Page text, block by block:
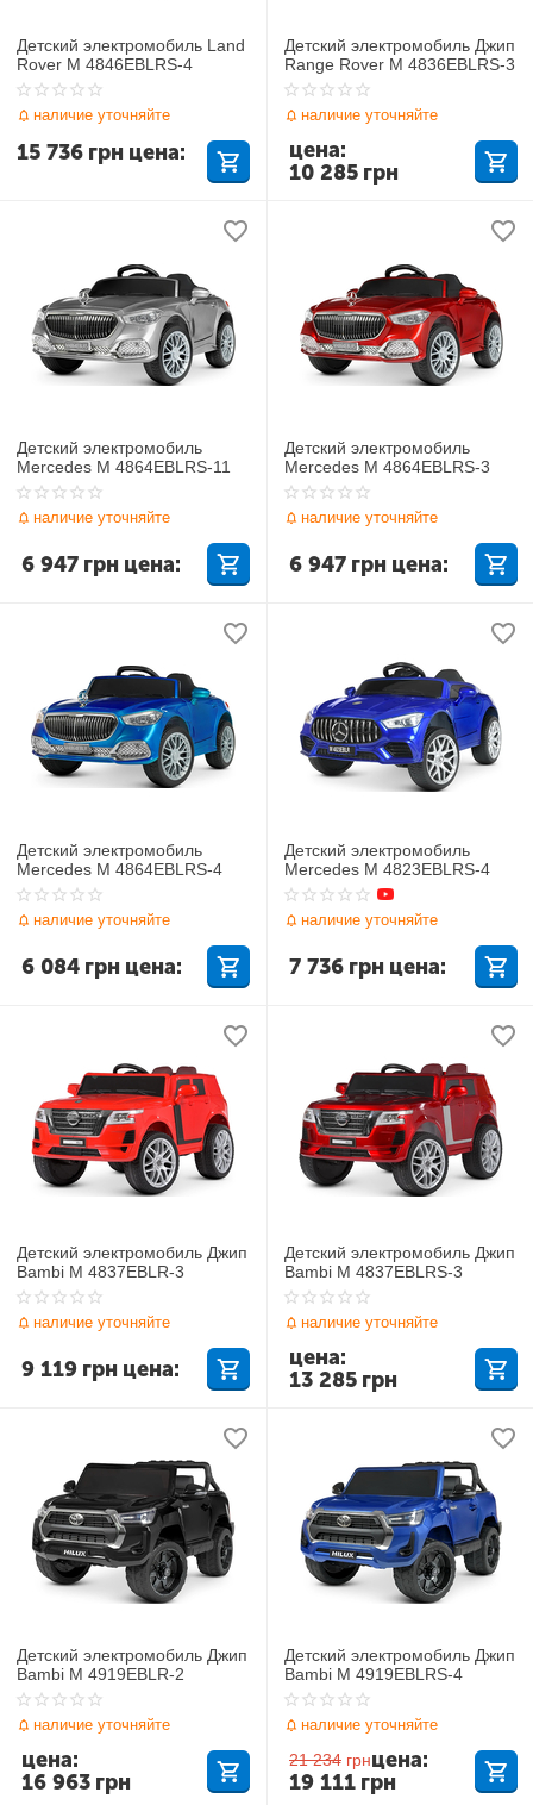
Детский электромобиль Land
Rover M 4846EBLRS-4
наличие уточняйте
15 736 грн цена:
Детский электромобиль Джип
Range Rover M 4836EBLRS-3
наличие уточняйте
10 285 грн
цена:
Детский электромобиль
Mercedes M 4864EBLRS-11
наличие уточняйте
6 947 грн цена:
Детский электромобиль
Mercedes M 4864EBLRS-3
наличие уточняйте
6 947 грн цена:
Детский электромобиль
Mercedes M 4864EBLRS-4
наличие уточняйте
6 084 грн цена:
Детский электромобиль
Mercedes M 4823EBLRS-4
наличие уточняйте
7 736 грн цена:
Детский электромобиль Джип
Bambi M 4837EBLR-3
наличие уточняйте
9 119 грн цена:
Детский электромобиль Джип
Bambi M 4837EBLRS-3
наличие уточняйте
13 285 грн
цена:
Детский электромобиль Джип
Bambi M 4919EBLR-2
наличие уточняйте
16 963 грн
цена:
Детский электромобиль Джип
Bambi M 4919EBLRS-4
наличие уточняйте
21 234 грн
19 111 грн
цена: